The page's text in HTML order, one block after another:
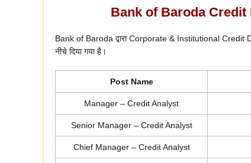
Bank of Baroda Credit
Bank of Baroda द्वारा Corporate & Institutional Credit
नीचे दिया गया है।
Post Name
Manager – Credit Analyst
Senior Manager – Credit Analyst
Chief Manager – Credit Analyst